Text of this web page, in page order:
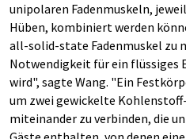
unipolaren Fadenmuskeln,
Hüben, kombiniert werden
all-solid-state Fadenmuskel zu
Notwendigkeit für ein
wird", sagte Wang. "Ein
um zwei gewickelte
miteinander zu verbinden, die